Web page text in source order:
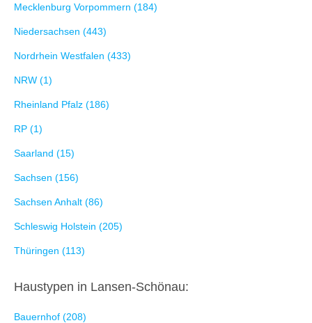
Mecklenburg Vorpommern (184)
Niedersachsen (443)
Nordrhein Westfalen (433)
NRW (1)
Rheinland Pfalz (186)
RP (1)
Saarland (15)
Sachsen (156)
Sachsen Anhalt (86)
Schleswig Holstein (205)
Thüringen (113)
Haustypen in Lansen-Schönau:
Bauernhof (208)